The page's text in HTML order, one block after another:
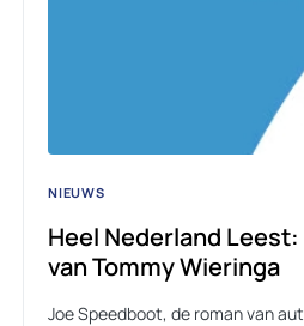
NIEUWS
Heel Nederland
van Tommy Wieringa
Joe Speedboot, de roman van